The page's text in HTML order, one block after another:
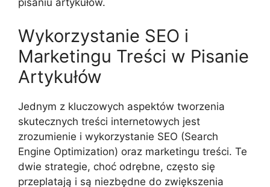
pisaniu artykułów.
Wykorzystanie SEO i
Marketingu Treści w Pisanie
Artykułów
Jednym z kluczowych aspektów tworzenia
skutecznych treści internetowych jest
zrozumienie i wykorzystanie SEO (Search
Engine Optimization) oraz marketingu treści. Te
dwie strategie, choć odrębne, często się
przeplatają i są niezbędne do zwiększenia